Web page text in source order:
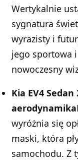
Wertykalnie
sygnatura
wyrazisty i
jego sportowa
nowoczesny
Kia EV4
aerodynamika
wyróżnia się
maski, która
samochodu. Z